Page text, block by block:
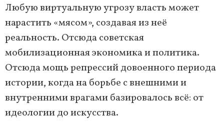
Любую виртуальную угрозу власть может
нарастить «мясом», создавая из неё
реальность. Отсюда советская
мобилизационная экономика и политика.
Отсюда мощь репрессий довоенного периода
истории, когда на борьбе с внешними и
внутренними врагами базировалось всё: от
идеологии до искусства.